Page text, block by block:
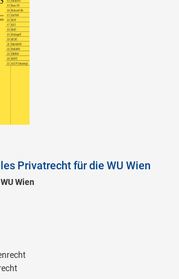
Privatrecht für die WU Wien
Wien